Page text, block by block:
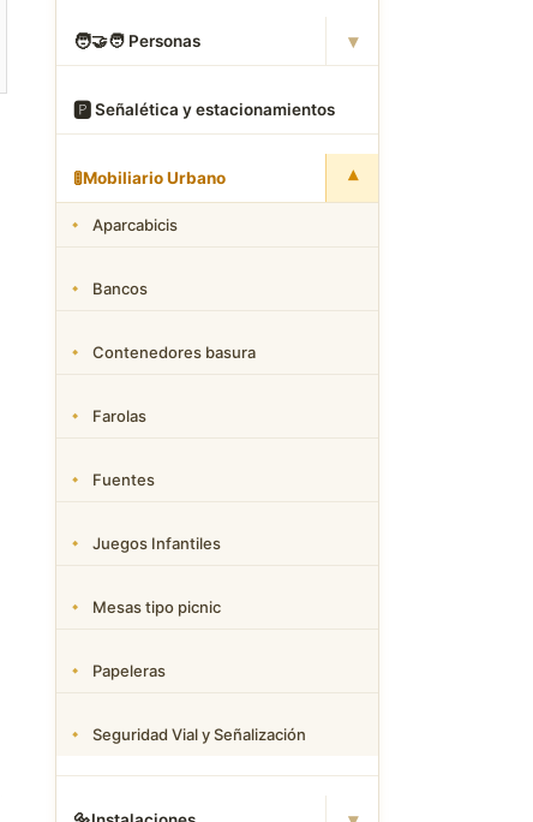
🧑‍🤝‍🧑 Personas ▾
🅿️ Señalética y estacionamientos
🚦Mobiliario Urbano ▾
Aparcabicis
Bancos
Contenedores basura
Farolas
Fuentes
Juegos Infantiles
Mesas tipo picnic
Papeleras
Seguridad Vial y Señalización